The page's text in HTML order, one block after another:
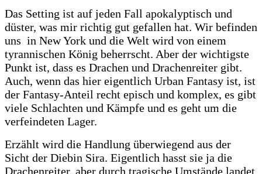
Das Setting ist auf jeden Fall apokalyptisch und
düster, was mir richtig gut gefallen hat. Wir befinden
uns in New York und die Welt wird von einem
tyrannischen König beherrscht. Aber der wichtigste
Punkt ist, dass es Drachen und Drachenreiter gibt.
Auch, wenn das hier eigentlich Urban Fantasy ist, ist
der Fantasy-Anteil recht episch und komplex, es gibt
viele Schlachten und Kämpfe und es geht um die
verfeindeten Lager.
Erzählt wird die Handlung überwiegend aus der
Sicht der Diebin Sira. Eigentlich hasst sie ja die
Drachenreiter, aber durch tragische Umstände landet